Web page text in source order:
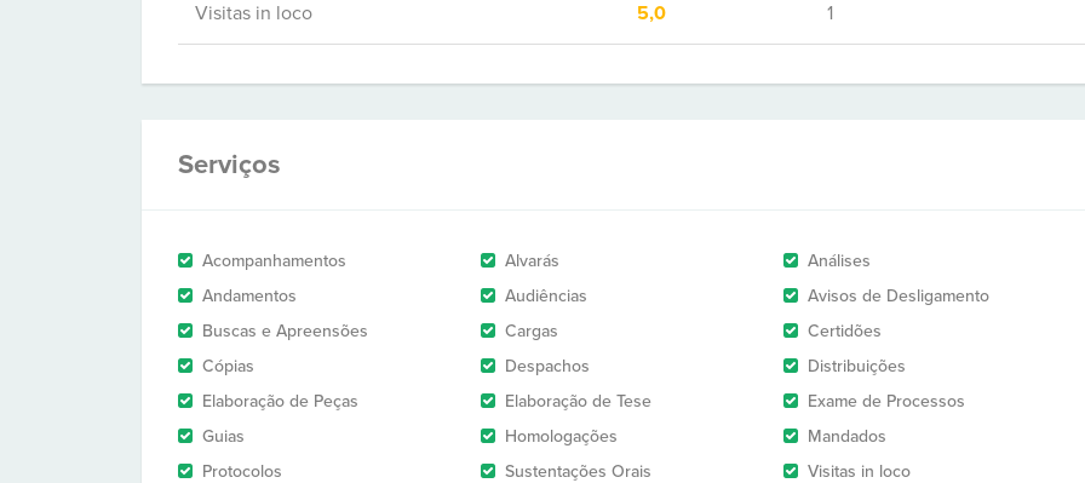
Visitas in loco 5,0 1
Serviços
Acompanhamentos Alvarás
Análises
Andamentos
Audiências
Avisos de Desligamento
Buscas e Apreensões
Cargas
Certidões
Cópias
Despachos
Distribuições
Elaboração de Peças
Elaboração de Tese
Exame de Processos
Guias
Homologações
Mandados
Protocolos
Sustentações Orais Visitas in loco